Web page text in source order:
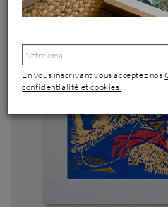
En vous inscrivant vous acceptez nos
confidentialité et cookies.